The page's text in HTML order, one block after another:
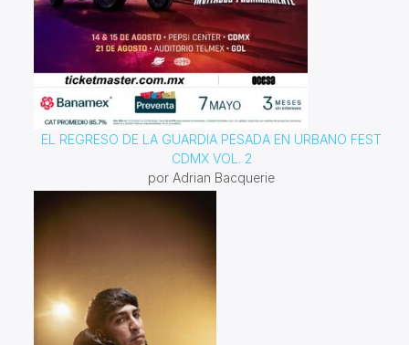
EL REGRESO DE LA GUARDIA PESADA EN URBANO FEST
CDMX VOL. 2
por Adrian Bacquerie